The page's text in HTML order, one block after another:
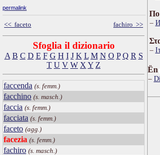
permalink
<< faceto fachiro >>
Sfoglia il dizionario
A B C D E F G H I J K L M N O P Q R S
T U V W X Y Z
faccenda (s. femm.)
facchino (s. masch.)
faccia (s. femm.)
facciata (s. femm.)
faceto (agg.)
facezia (s. femm.)
fachiro (s. masch.)
По
Ën